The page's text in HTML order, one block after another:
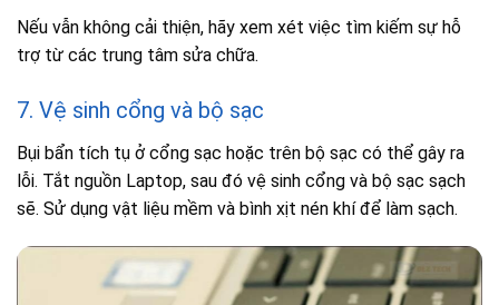
Nếu vẫn không cải thiện, hãy xem xét việc tìm kiếm sự hỗ
trợ từ các trung tâm sửa chữa.
7. Vệ sinh cổng và bộ sạc
Bụi bẩn tích tụ ở cổng sạc hoặc trên bộ sạc có thể gây ra
lỗi. Tắt nguồn Laptop, sau đó vệ sinh cổng và bộ sạc sạch
sẽ. Sử dụng vật liệu mềm và bình xịt nén khí để làm sạch.